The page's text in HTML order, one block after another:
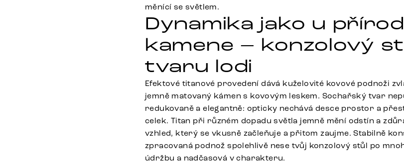
měnící se světlem.
Dynamika jako u
kamene – konzolový
tvaru lodi
Efektové titanové provedení dává kuželovité kovové podnoži
jemně matovaný kámen s kovovým leskem. Sochařský tvar
redukovaně a elegantně: opticky nechává desce prostor a
celek. Titan při různém dopadu světla jemně mění odstín a
vzhled, který se vkusně začleňuje a přitom zaujme. Stabilně
zpracovaná podnož spolehlivě nese tvůj konzolový stůl po
údržbu a nadčasová v charakteru.